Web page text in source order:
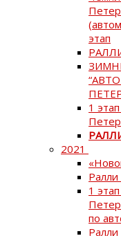
этап
1
2021
1
по